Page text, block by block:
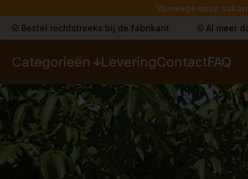
Vanwege onze
Bestel rechtstreeks bij de fabrikant Al meer
Categorieën LeveringContactFAQ